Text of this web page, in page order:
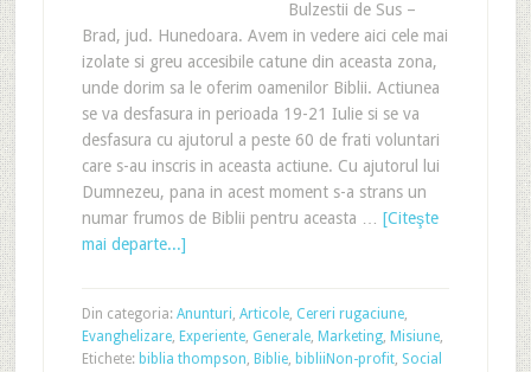
Bulzestii de Sus –
Brad, jud. Hunedoara. Avem in vedere aici cele mai
izolate si greu accesibile catune din aceasta zona,
unde dorim sa le oferim oamenilor Biblii. Actiunea
se va desfasura in perioada 19-21 Iulie si se va
desfasura cu ajutorul a peste 60 de frati voluntari
care s-au inscris in aceasta actiune. Cu ajutorul lui
Dumnezeu, pana in acest moment s-a strans un
numar frumos de Biblii pentru aceasta … [Citeşte
mai departe...]
Din categoria: Anunturi, Articole, Cereri rugaciune,
Evanghelizare, Experiente, Generale, Marketing, Misiune,
Non-profit, Social
Etichete: biblia thompson, Biblie, biblii